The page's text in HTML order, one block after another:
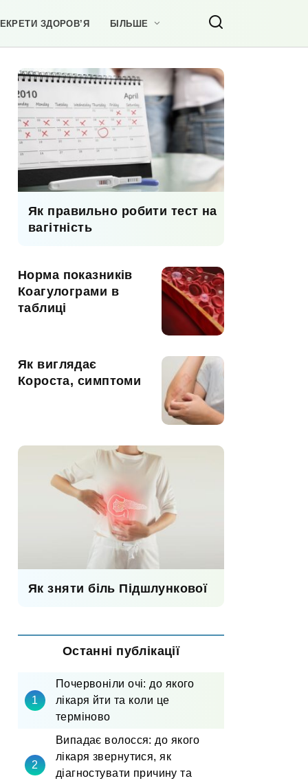
ЗДОРОВ’Я БІЛЬШЕ
Як правильно робити тест на
вагітність
Норма показників
Коагулограми в
таблиці
Як виглядає
Короста, симптоми
Як зняти біль Підшлункової
Останні публікації
Почервоніли очі: до якого
лікаря йти та коли це
терміново
Випадає волосся: до якого
лікаря звернутися, як
діагностувати причину та